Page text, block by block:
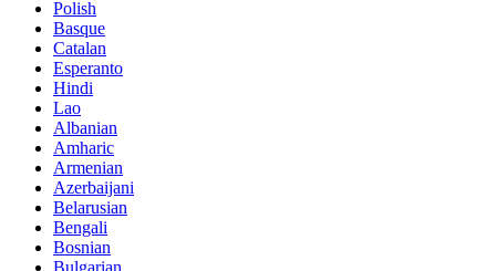
Polish
Basque
Catalan
Esperanto
Hindi
Lao
Albanian
Amharic
Armenian
Azerbaijani
Belarusian
Bengali
Bosnian